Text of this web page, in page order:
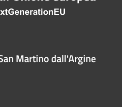
Martino dall'Argine